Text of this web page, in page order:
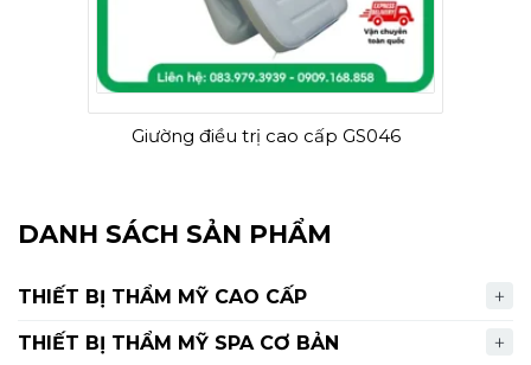
Giường điều trị cao cấp GS046
DANH SÁCH SẢN PHẨM
THIẾT BỊ THẨM MỸ CAO CẤP
THIẾT BỊ THẨM MỸ SPA CƠ BẢN